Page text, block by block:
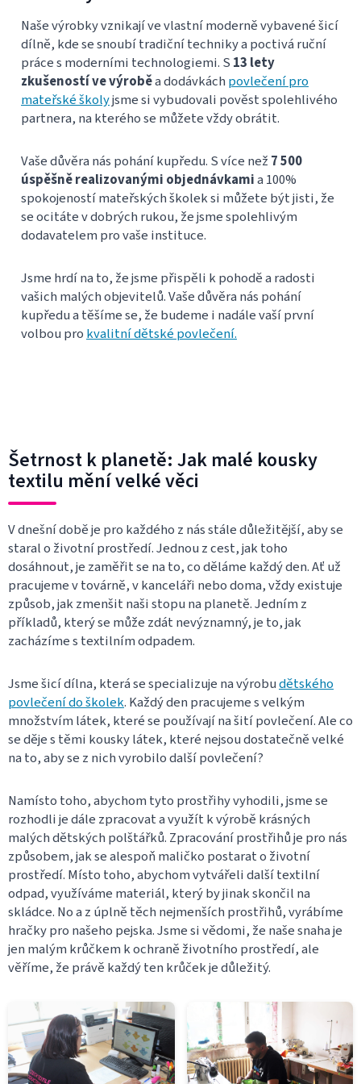
Naše výrobky vznikají ve vlastní moderně vybavené šicí
dílně, kde se snoubí tradiční techniky a poctivá ruční
práce s moderními technologiemi. S 13 lety
zkušeností ve výroběa dodávkách povlečení pro
mateřské školyjsme si vybudovali pověst spolehlivého
partnera, na kterého se můžete vždy obrátit.
Vaše důvěra nás pohání kupředu. S více než 7 500
úspěšně realizovanými objednávkamia 100%
spokojeností mateřských školek si můžete být jisti, že
se ocitáte v dobrých rukou, že jsme spolehlivým
dodavatelem pro vaše instituce.
Jsme hrdí na to, že jsme přispěli k pohodě a radosti
vašich malých objevitelů. Vaše důvěra nás pohání
kupředu a těšíme se, že budeme i nadále vaší první
volbou prokvalitní dětské povlečení.
Šetrnost k planetě: Jak malé kousky
textilu mění velké věci
V dnešní době je pro každého z nás stále důležitější, aby se
staral o životní prostředí. Jednou z cest, jak toho
dosáhnout, je zaměřit se na to, co děláme každý den. Ať už
pracujeme v továrně, v kanceláři nebo doma, vždy existuje
způsob, jak zmenšit naši stopu na planetě. Jedním z
příkladů, který se může zdát nevýznamný, je to, jak
zacházíme s textilním odpadem.
Jsme šicí dílna, která se specializuje na výrobudětského
povlečení do školek. Každý den pracujeme s velkým
množstvím látek, které se používají na šití povlečení. Ale co
se děje s těmi kousky látek, které nejsou dostatečně velké
na to, aby se z nich vyrobilo další povlečení?
Namísto toho, abychom tyto prostřihy vyhodili, jsme se
rozhodli je dále zpracovat a využít k výrobě krásných
malých dětských polštářků. Zpracování prostřihů je pro nás
způsobem, jak se alespoň maličko postarat o životní
prostředí. Místo toho, abychom vytvářeli další textilní
odpad, využíváme materiál, který by jinak skončil na
skládce. No a z úplně těch nejmenších prostřihů, vyrábíme
hračky pro našeho pejska. Jsme si vědomi, že naše snaha je
jen malým krůčkem k ochraně životního prostředí, ale
věříme, že právě každý ten krůček je důležitý.